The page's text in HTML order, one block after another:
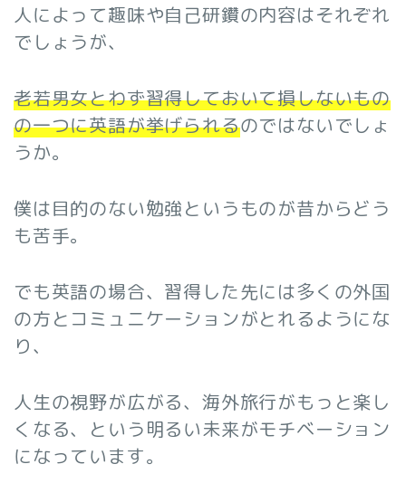
人によって趣味や自己研鑽の内容はそれぞれ
でしょうが、
老若男女とわず習得しておいて損しないもの
の一つに英語が挙げられるのではないでしょ
うか。
僕は目的のない勉強というものが昔からどう
も苦手。
でも英語の場合、習得した先には多くの外国
の方とコミュニケーションがとれるようにな
り、
人生の視野が広がる、海外旅行がもっと楽し
くなる、という明るい未来がモチベーション
になっています。